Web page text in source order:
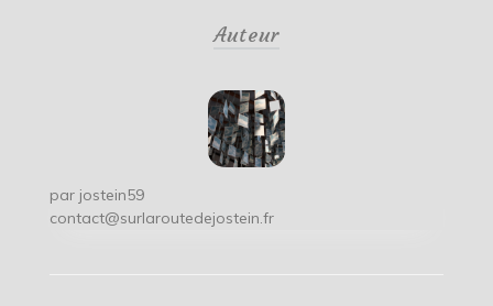
Auteur
par jostein59
contact@surlaroutedejostein.fr